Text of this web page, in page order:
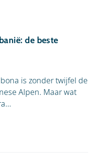
de beste
is zonder twijfel de
Alpen. Maar wat